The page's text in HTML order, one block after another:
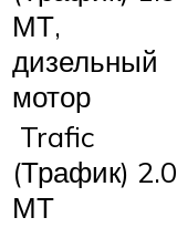
МТ,
дизельный
мотор
Trafic
(Трафик) 2.0
МТ